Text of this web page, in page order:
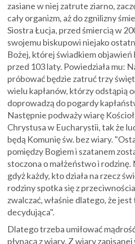
zasiane w niej zatrute ziarno,
cały organizm, aż do zgnilizny
Siostra Łucja, przed śmiercią w
swojemu biskupowi niejako
Bożej, której świadkiem objawień
przed 103 laty. Powiedziała mu:
próbować będzie zatruć trzy
wielu kapłanów, którzy odstąpią
doprowadzą do pogardy
Następnie podważy wiarę
Chrystusa w Eucharystii, tak że
będą Komunię św. bez wiary.
pomiędzy Bogiem i szatanem
stoczona o małżeństwo i rodzinę.
gdyż każdy, kto działa na rzecz
rodziny spotka się z
zwalczać, właśnie dlatego, że
decydująca".
Dlatego trzeba umiłować
płynącą z wiary. Z wiary zapisanej